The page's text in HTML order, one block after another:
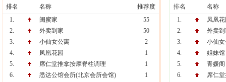
排名 名称
推荐度
1.
闺蜜家
55
2.
外卖到家
50
3.
小仙女公寓
2
4.
凤凰花园
1
5.
席仁堂推拿按摩脊柱调理
1
6.
悉达公馆会所(北京会所会馆)
1
排名
名称
1.
凤凰
2.
外卖
3.
小仙
4.
姐妹馆
5.
青媛阁
6.
席仁